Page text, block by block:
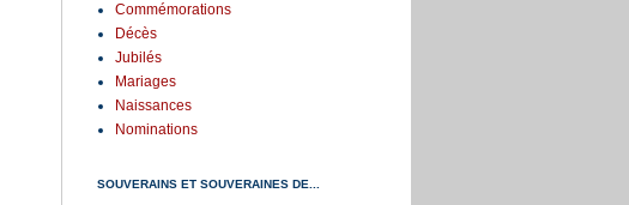
Commémorations
Décès
Jubilés
Mariages
Naissances
Nominations
SOUVERAINS ET SOUVERAINES DE...